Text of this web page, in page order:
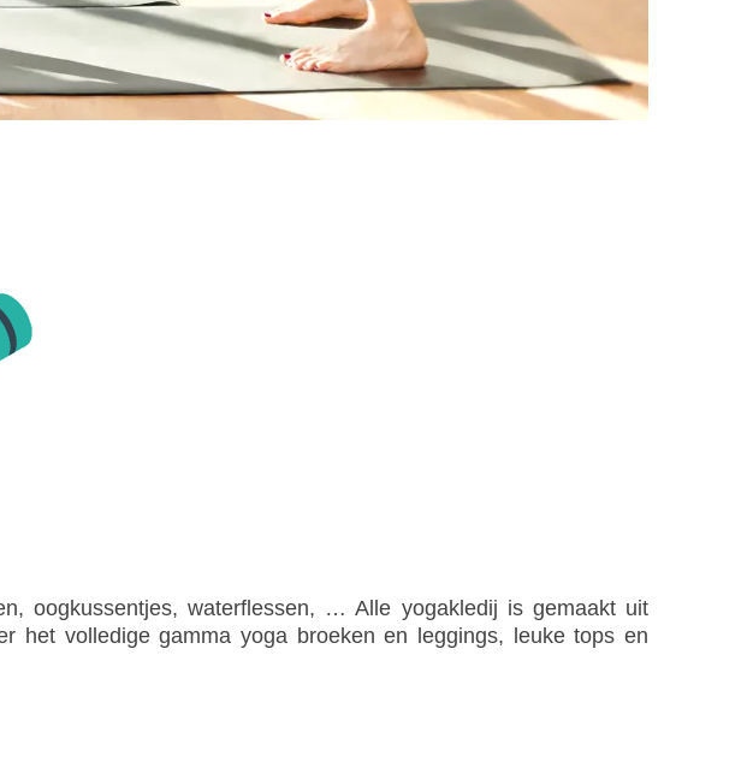
oogkussentjes, waterflessen, … Alle yogakledij is gemaakt uit
het volledige gamma yoga broeken en leggings, leuke tops en